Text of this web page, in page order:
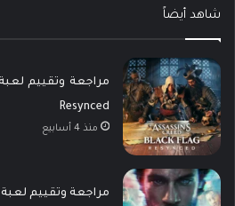
شاهد أيضاً
Resynced
منذ 4 أسابيع
مراجعة وتقييم لعبة MindsEye